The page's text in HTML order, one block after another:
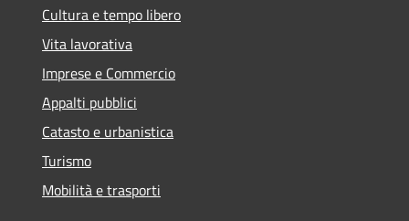
Cultura e tempo libero
Vita lavorativa
Imprese e Commercio
Appalti pubblici
Catasto e urbanistica
Turismo
Mobilità e trasporti